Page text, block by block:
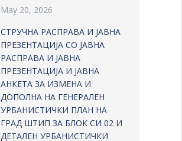
May 20, 2026
СТРУЧНА РАСПРАВА И ЈАВНА
ПРЕЗЕНТАЦИЈА СО ЈАВНА
РАСПРАВА И ЈАВНА
ПРЕЗЕНТАЦИЈА И ЈАВНА
АНКЕТА ЗА ИЗМЕНА И
ДОПОЛНА НА ГЕНЕРАЛЕН
УРБАНИСТИЧКИ ПЛАН НА
ГРАД ШТИП ЗА БЛОК СИ 02 И
ДЕТАЛЕН УРБАНИСТИЧКИ